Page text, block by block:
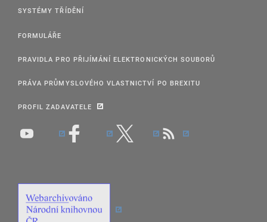
SYSTÉMY TŘÍDĚNÍ
FORMULÁŘE
PRAVIDLA PRO PŘIJÍMÁNÍ ELEKTRONICKÝCH SOUBORŮ
PRÁVA PRŮMYSLOVÉHO VLASTNICTVÍ PO BREXITU
PROFIL ZADAVATELE